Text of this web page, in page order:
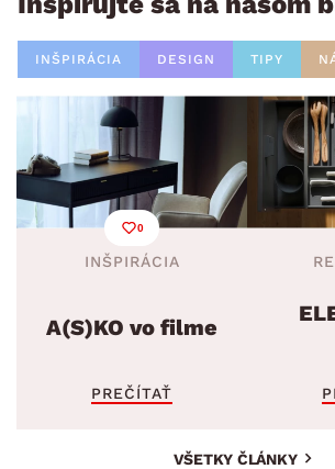
INŠPIRÁCIA DESIGN TIPY
0
INŠPIRÁCIA
A(S)KO vo filme
PREČÍTAŤ
VŠETKY ČLÁNKY